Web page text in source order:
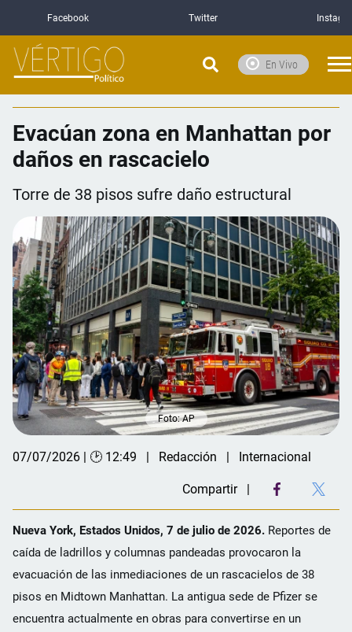
Facebook Twitter
En Vivo
Evacúan zona en Manhattan por
daños en rascacielo
Torre de 38 pisos sufre daño estructural
Foto: AP
07/07/2026 | 🕑 12:49 Redacción Internacional
Compartir
Nueva York, Estados Unidos, 7 de julio de 2026. Reportes de
caída de ladrillos y columnas pandeadas provocaron la
evacuación de las inmediaciones de un rascacielos de 38
pisos en Midtown Manhattan. La antigua sede de Pfizer se
encuentra actualmente en obras para convertirse en un